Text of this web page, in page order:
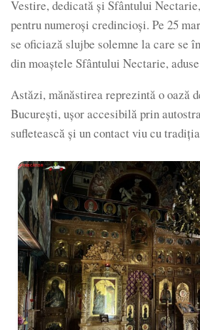
Vestire, dedicată şi Sfântului
pentru numeroşi credincioşi. Pe 25
se oficiază slujbe solemne la care se
din moaștele Sfântului Nectarie,
Astăzi, mănăstirea reprezintă o oază
București, ușor accesibilă prin
sufletească și un contact viu cu